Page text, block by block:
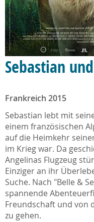
Sebastian
Frankreich 2015
Sebastian lebt mit
einem französischen
auf die Heimkehr
im Krieg war. Da
Angelinas Flugzeug
Einziger an ihr
Suche. Nach "Belle &
spannende
Freundschaft und von
zu gehen.